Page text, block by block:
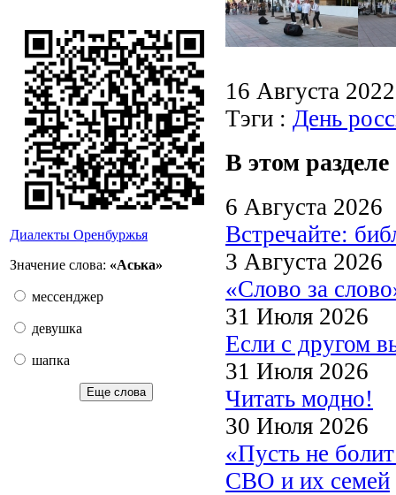
Диалекты Оренбуржья
Значение слова: «Аська»
мессенджер
девушка
шапка
Еще слова
16 Августа
Тэги : День
В этом разделе
6 Августа 2026
Встречайте:
3 Августа 2026
«Слово за
31 Июля 2026
Если с другом
31 Июля 2026
Читать модно!
30 Июля 2026
«Пусть не
СВО и их семей